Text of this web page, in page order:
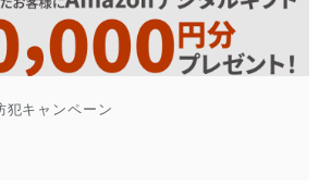
犯キャンペーン